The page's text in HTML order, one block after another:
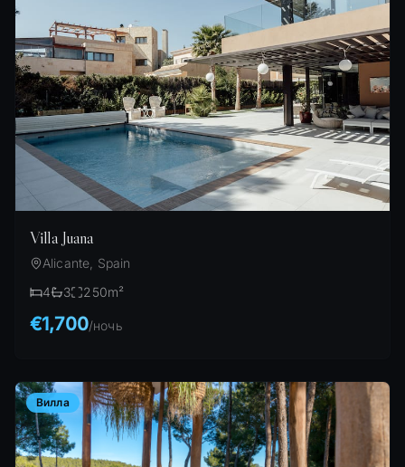
Villa Juana
Alicante, Spain
4
3 250m²
€1,700/ночь
Вилла